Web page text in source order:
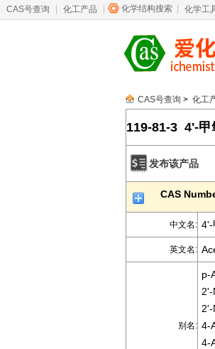
CAS号查询 化工产品 化学结构搜索 化学工
CAS号查询 > 化工
119-81-3 4'-甲
发布该产品
CAS
中文名: 4'-
英文名:
别名:
p-
2'-
2'-
4-
4-